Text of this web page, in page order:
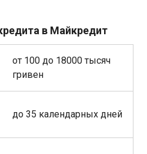
в Майкредит
от 100 до 18000 тысяч
гривен
до 35 календарных дней